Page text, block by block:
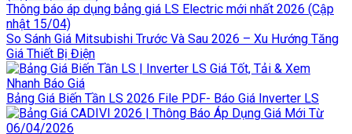
Thông báo áp dụng bảng giá LS Electric mới nhất 2026 (Cập
nhật 15/04)
So Sánh Giá Mitsubishi Trước Và Sau 2026 – Xu Hướng Tăng
Giá Thiết Bị Điện
Bảng Giá Biến Tần LS 2026 File PDF- Báo Giá Inverter LS